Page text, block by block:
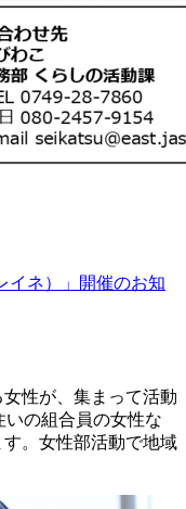
イネ）」開催のお知
性が、集まって活動
の組合員の女性な
。女性部活動で地域